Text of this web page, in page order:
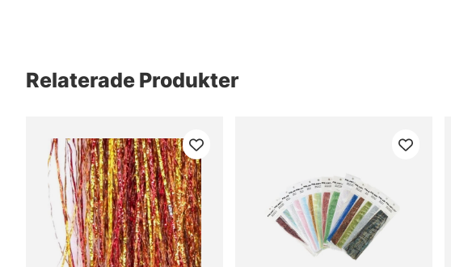
Relaterade Produkter